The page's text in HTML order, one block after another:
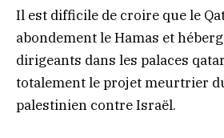
Il est difficile de croire que le
abondement le Hamas et
dirigeants dans les palaces
totalement le projet meurtrier
palestinien contre Israël.